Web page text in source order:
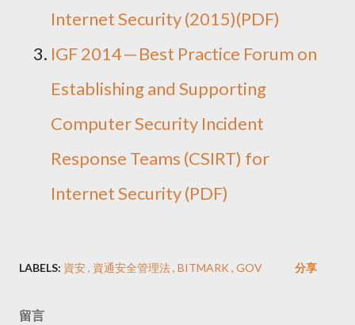
Internet Security (2015)(PDF)
IGF 2014 — Best Practice Forum on
Establishing and Supporting
Computer Security Incident
Response Teams (CSIRT) for
Internet Security (PDF)
LABELS: 資安 資通安全管理法 BITMARK GOV 分享
留言